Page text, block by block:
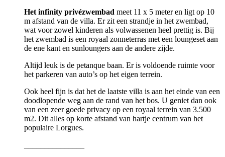
Het infinity privézwembad meet 11 x 5 meter en ligt op 10
m afstand van de villa. Er zit een strandje in het zwembad,
wat voor zowel kinderen als volwassenen heel prettig is. Bij
het zwembad is een royaal zonneterras met een loungeset aan
de ene kant en sunloungers aan de andere zijde.
Altijd leuk is de petanque baan. Er is voldoende ruimte voor
het parkeren van auto’s op het eigen terrein.
Ook heel fijn is dat het de laatste villa is aan het einde van een
doodlopende weg aan de rand van het bos. U geniet dan ook
van een zeer goede privacy op een royaal terrein van 3.500
m2. Dit alles op korte afstand van hartje centrum van het
populaire Lorgues.